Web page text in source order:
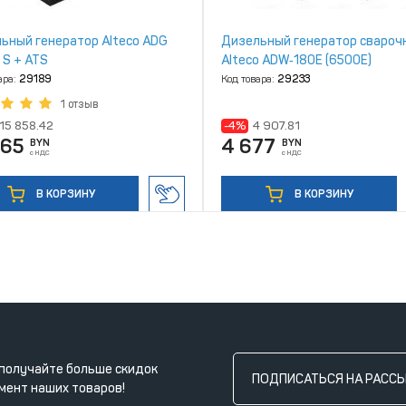
генератор Alteco ADG
+ ATS
29189
1 отзыв
15 858.42
BYN
с НДС
В КОРЗИНУ
Дизельный генератор
Alteco ADW‑180E (6500Е)
Код товара: 29233
-4% 4 907.81
4 677 BYN
с НДС
В КОРЗИНУ
больше скидок
наших товаров!
ПОДПИСАТЬСЯ НА